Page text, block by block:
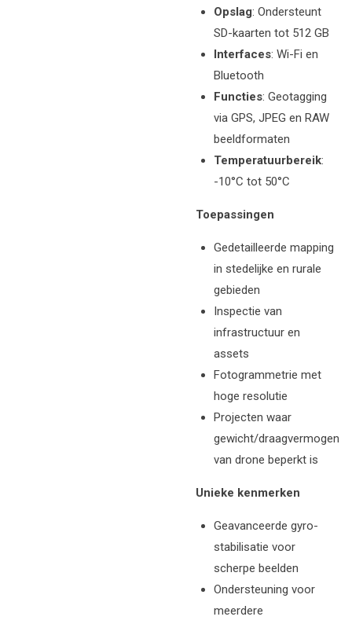
Opslag: Ondersteunt
SD-kaarten tot 512 GB
Interfaces: Wi-Fi en
Bluetooth
Functies: Geotagging
via GPS, JPEG en RAW
beeldformaten
Temperatuurbereik:
-10°C tot 50°C
Toepassingen
Gedetailleerde mapping
in stedelijke en rurale
gebieden
Inspectie van
infrastructuur en
assets
Fotogrammetrie met
hoge resolutie
Projecten waar
gewicht/draagvermogen
van drone beperkt is
Unieke kenmerken
Geavanceerde gyro-
stabilisatie voor
scherpe beelden
Ondersteuning voor
meerdere